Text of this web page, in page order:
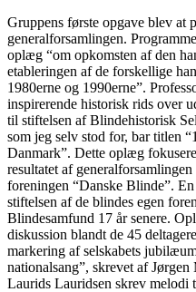
Gruppens første opgave blev at
generalforsamlingen.
oplæg “om opkomsten af den
etableringen af de forskellige
1980erne og 1990erne”.
inspirerende historisk rids over
til stiftelsen af Blindehistorisk
som jeg selv stod for, bar titlen
Danmark”. Dette oplæg
resultatet af
foreningen “Danske Blinde”.
stiftelsen af de blindes egen
Blindesamfund 17 år senere.
diskussion blandt de 45
markering af selskabets
nationalsang”, skrevet af
Laurids Lauridsen skrev melodi